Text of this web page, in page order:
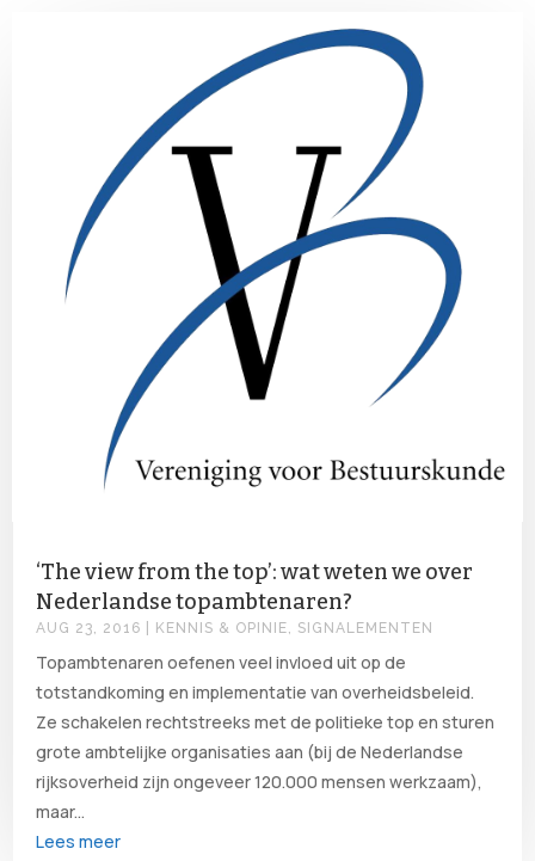
‘The view from the top’: wat weten we over
Nederlandse topambtenaren?
AUG 23, 2016 KENNIS & OPINIE, SIGNALEMENTEN
Topambtenaren oefenen veel invloed uit op de
totstandkoming en implementatie van overheidsbeleid.
Ze schakelen rechtstreeks met de politieke top en sturen
grote ambtelijke organisaties aan (bij de Nederlandse
rijksoverheid zijn ongeveer 120.000 mensen werkzaam),
maar...
Lees meer